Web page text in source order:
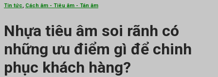
Tin tức, Cách âm - Tiêu âm - Tán âm
Nhựa tiêu âm soi rãnh có
những ưu điểm gì để chinh
phục khách hàng?